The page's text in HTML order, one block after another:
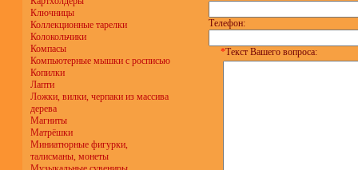
Ключницы
Коллекционные тарелки
Колокольчики
Компасы
Компьютерные мышки с росписью
Копилки
Лапти
Ложки, вилки, черпаки из массива
дерева
Магниты
Матрёшки
Миниатюрные фигурки,
талисманы, монеты
Телефон:
*Текст Вашего вопроса: